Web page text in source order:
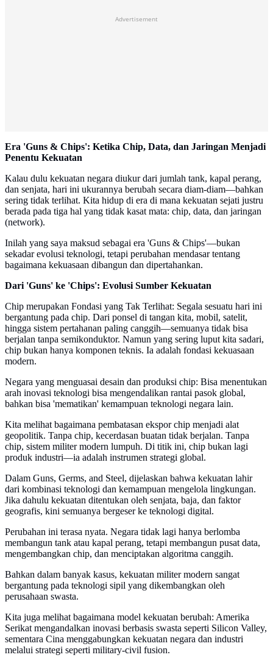
Advertisement
Era 'Guns & Chips': Ketika Chip, Data, dan Jaringan Menjadi
Penentu Kekuatan
Kalau dulu kekuatan negara diukur dari jumlah tank, kapal perang,
dan senjata, hari ini ukurannya berubah secara diam-diam—bahkan
sering tidak terlihat. Kita hidup di era di mana kekuatan sejati justru
berada pada tiga hal yang tidak kasat mata: chip, data, dan jaringan
(network).
Inilah yang saya maksud sebagai era 'Guns & Chips'—bukan
sekadar evolusi teknologi, tetapi perubahan mendasar tentang
bagaimana kekuasaan dibangun dan dipertahankan.
Dari 'Guns' ke 'Chips': Evolusi Sumber Kekuatan
Chip merupakan Fondasi yang Tak Terlihat: Segala sesuatu hari ini
bergantung pada chip. Dari ponsel di tangan kita, mobil, satelit,
hingga sistem pertahanan paling canggih—semuanya tidak bisa
berjalan tanpa semikonduktor. Namun yang sering luput kita sadari,
chip bukan hanya komponen teknis. Ia adalah fondasi kekuasaan
modern.
Negara yang menguasai desain dan produksi chip: Bisa menentukan
arah inovasi teknologi bisa mengendalikan rantai pasok global,
bahkan bisa 'mematikan' kemampuan teknologi negara lain.
Kita melihat bagaimana pembatasan ekspor chip menjadi alat
geopolitik. Tanpa chip, kecerdasan buatan tidak berjalan. Tanpa
chip, sistem militer modern lumpuh. Di titik ini, chip bukan lagi
produk industri—ia adalah instrumen strategi global.
Dalam Guns, Germs, and Steel, dijelaskan bahwa kekuatan lahir
dari kombinasi teknologi dan kemampuan mengelola lingkungan.
Jika dahulu kekuatan ditentukan oleh senjata, baja, dan faktor
geografis, kini semuanya bergeser ke teknologi digital.
Perubahan ini terasa nyata. Negara tidak lagi hanya berlomba
membangun tank atau kapal perang, tetapi membangun pusat data,
mengembangkan chip, dan menciptakan algoritma canggih.
Bahkan dalam banyak kasus, kekuatan militer modern sangat
bergantung pada teknologi sipil yang dikembangkan oleh
perusahaan swasta.
Kita juga melihat bagaimana model kekuatan berubah: Amerika
Serikat mengandalkan inovasi berbasis swasta seperti Silicon Valley,
sementara Cina menggabungkan kekuatan negara dan industri
melalui strategi seperti military-civil fusion.